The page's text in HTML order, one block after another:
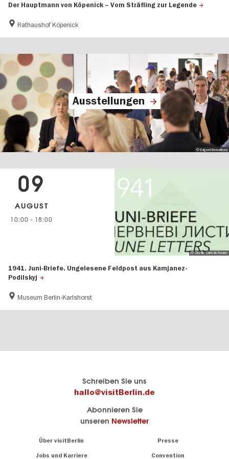
Der Hauptmann von Köpenick – Vom Sträfling zur Legende
Rathaushof Köpenick
Ausstellungen
© Edgard Berendsen
1941. Juni-Briefe. Ungelesene Feldpost aus Kamjanez-
Podilskyj
Museum Berlin-Karlshorst
09
AUGUST
10:00 - 18:00
© Grafik: Christin Franke
Schreiben Sie uns
hallo@visitBerlin.de
Abonnieren Sie
unseren Newsletter
Über visitBerlin Presse
Jobs und Karriere Convention
sind
Insidertipps